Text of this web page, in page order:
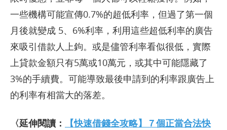
一些機構可能宣傳0.7%的超低利率，但過了第一個
月後就變成 5、6%利率，利用這些超低利率的廣告
來吸引借款人上鉤。或是儘管利率看似很低，實際
上貸款金額只有5萬或10萬元，或其中可能隱藏了
3%的手續費。可能導致最後申請到的利率跟廣告上
的利率有相當大的落差。
〈延伸閱讀：
【快速借錢全攻略】７個正當合法快